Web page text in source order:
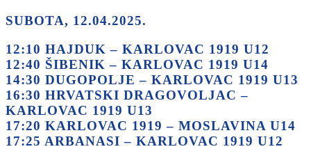
SUBOTA, 12.04.2025.
12:10 HAJDUK – KARLOVAC 1919 U12
12:40 ŠIBENIK – KARLOVAC 1919 U14
14:30 DUGOPOLJE – KARLOVAC 1919 U13
16:30 HRVATSKI DRAGOVOLJAC –
KARLOVAC 1919 U13
17:20 KARLOVAC 1919 – MOSLAVINA U14
17:25 ARBANASI – KARLOVAC 1919 U12